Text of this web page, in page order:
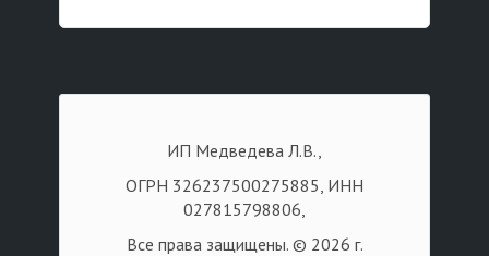
ИП Медведева Л.В.,
ОГРН 326237500275885, ИНН
027815798806,
Все права защищены. © 2026 г.